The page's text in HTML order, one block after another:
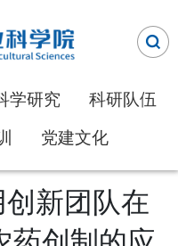
学研究
科研队伍
党建文化
新团队在